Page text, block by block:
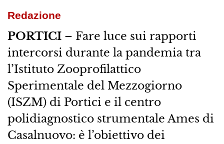
Redazione
PORTICI– Fare luce sui rapporti
intercorsi durante la pandemia tra
l’Istituto Zooprofilattico
Sperimentale del Mezzogiorno
(ISZM) di Portici e il centro
polidiagnostico strumentale Ames di
Casalnuovo: è l’obiettivo dei